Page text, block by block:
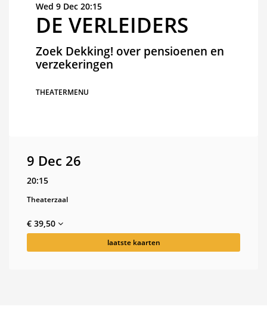
DE VERLEIDERS
Zoek Dekking! over pensioenen en
verzekeringen
Wed 9 Dec 20:15
THEATERMENU
9 Dec 26
20:15
Theaterzaal
€ 39,50
laatste kaarten